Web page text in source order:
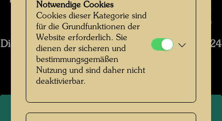
Die Restaurierung des Hundertwasser Schiffs Regentag , Fotograf:
Bernhard Schramm © Bernhard Schramm
Die Restaurierung des Schiffs Regentag 2019-2024
Bildergalerie öffnen
Notwendige Cookies
Cookies dieser Kategorie sind
für die Grundfunktionen der
Website erforderlich. Sie
dienen der sicheren und
bestimmungsgemäßen
Nutzung und sind daher nicht
deaktivierbar.